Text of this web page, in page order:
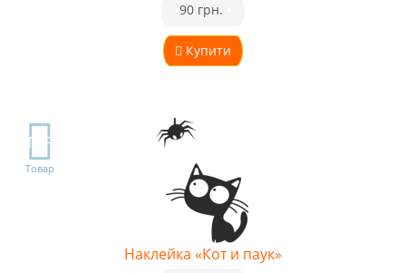
Купити
90 грн.
TOP
Товар
Наклейка «Кот и паук»